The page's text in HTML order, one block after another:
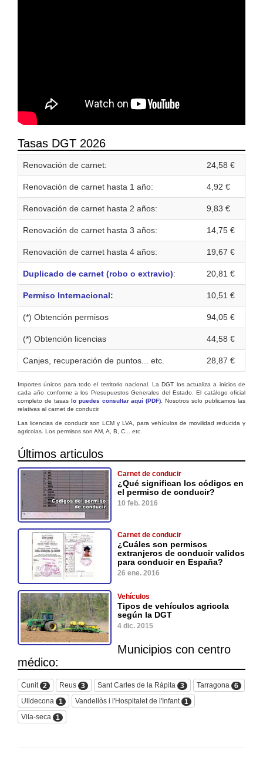
Tasas DGT 2026
Renovación de carnet: 24,58 €
Renovación de carnet hasta 1 año: 4,92 €
Renovación de carnet hasta 2 años: 9,83 €
Renovación de carnet hasta 3 años: 14,75 €
Renovación de carnet hasta 4 años: 19,67 €
Duplicado de carnet (robo o extravio): 20,81 €
Permiso Internacional: 10,51 €
(*) Obtención permisos 94,05 €
(*) Obtención licencias 44,58 €
Canjes, recuperación de puntos... etc. 28,87 €
Importes únicos para todo el territorio nacional. La DGT los actualiza a inicios de
cada año conforme a los Presupuestos Generales del Estado. El catálogo oficial
completo de tasas lo puedes consultar aquí (PDF) . Nosotros solo publicamos las
relativas al carnet de conducir.
Las licencias de conducir son LCM y LVA, para vehículos de movilidad reducida y
agricolas. Los permisos son AM, A, B, C... etc.
Últimos articulos
Carnet de conducir
¿Qué significan los códigos en
el permiso de conducir?
10 feb. 2016
Carnet de conducir
¿Cuáles son permisos
extranjeros de conducir validos
para conducir en España?
26 ene. 2016
Vehículos
Tipos de vehículos agricola
según la DGT
4 dic. 2015
Municipios con centro
médico:
Cunit 2 Reus 3 Sant Carles de la Ràpita 3 Tarragona
6
Ulldecona
1 Vandellòs i l'Hospitalet de l'Infant 1
Vila-seca
1